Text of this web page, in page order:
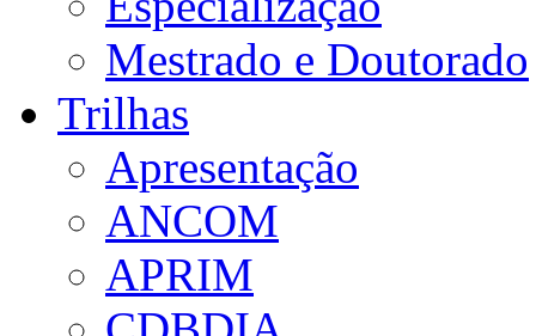
Mestrado e Doutorado
Trilhas
Apresentação
ANCOM
APRIM